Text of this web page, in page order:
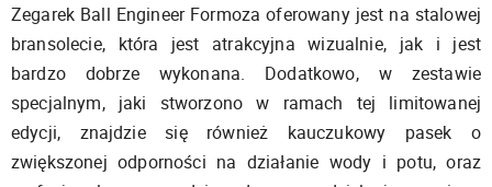
Zegarek Ball Engineer Formoza oferowany jest na stalowej
bransolecie, która jest atrakcyjna wizualnie, jak i jest
bardzo dobrze wykonana. Dodatkowo, w zestawie
specjalnym, jaki stworzono w ramach tej limitowanej
edycji, znajdzie się również kauczukowy pasek o
zwiększonej odporności na działanie wody i potu, oraz